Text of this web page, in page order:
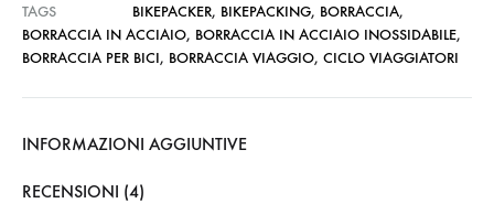
TAGS
BIKEPACKER, BIKEPACKING, BORRACCIA,
BORRACCIA IN ACCIAIO, BORRACCIA IN ACCIAIO INOSSIDABILE,
BORRACCIA PER BICI, BORRACCIA VIAGGIO, CICLO VIAGGIATORI
INFORMAZIONI AGGIUNTIVE
RECENSIONI (4)